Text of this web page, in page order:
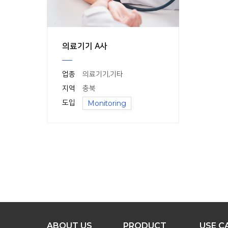
의료기기 A사
업종 의료기기 ,기타
지역
충북
도입
Monitoring
ABOUT US PRODUCT USE